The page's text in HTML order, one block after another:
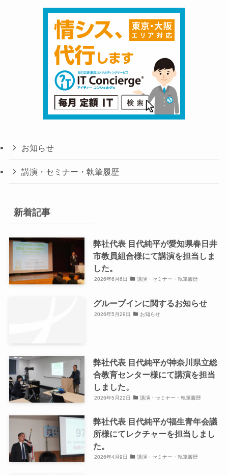
お知らせ
講演・セミナー・執筆履歴
新着記事
弊社代表 目代純平が愛知県春日井
市教員組合様にて講演を担当しま
した。
2026年6月6日 講演・セミナー・執筆履歴
グループインに関するお知らせ
2026年5月29日 お知らせ
弊社代表 目代純平が神奈川県立総
合教育センター様にて講演を担当
しました。
2026年5月22日 講演・セミナー・執筆履歴
弊社代表 目代純平が福生青年会議
所様にてレクチャーを担当しまし
た。
2026年4月9日 講演・セミナー・執筆履歴